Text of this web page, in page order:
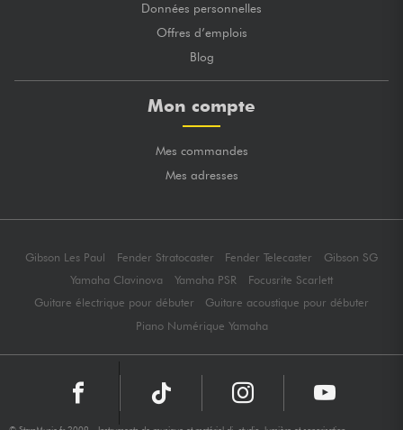
Données personnelles
Offres d’emplois
Blog
Mon compte
Mes commandes
Mes adresses
Gibson Les Paul Fender Stratocaster Fender Telecaster
Gibson SG
Yamaha Clavinova
Yamaha PSR
Focusrite Scarlett
Guitare électrique pour débuter
Guitare acoustique pour débuter
Piano Numérique Yamaha